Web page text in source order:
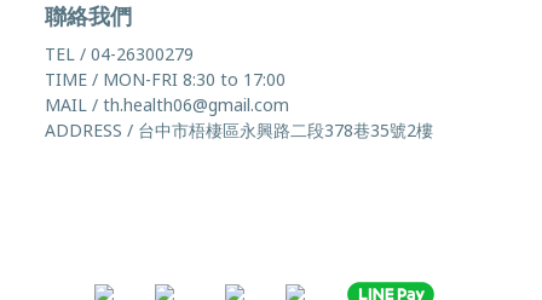
聯絡我們
TEL / 04-26300279
TIME / MON-FRI 8:30 to 17:00
MAIL / th.health06@gmail.com
ADDRESS / 台中市梧棲區永興路二段378巷35號2樓